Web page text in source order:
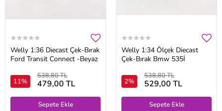
Welly 1:36 Diecast Çek-Bırak
Ford Transit Connect -Beyaz
11%
538,80 TL
479,00 TL
Sepete Ekle
Welly 1:34 Ölçek Diecast
Çek-Bırak Bmw 535İ
2%
538,80 TL
529,00 TL
Sepete Ekle